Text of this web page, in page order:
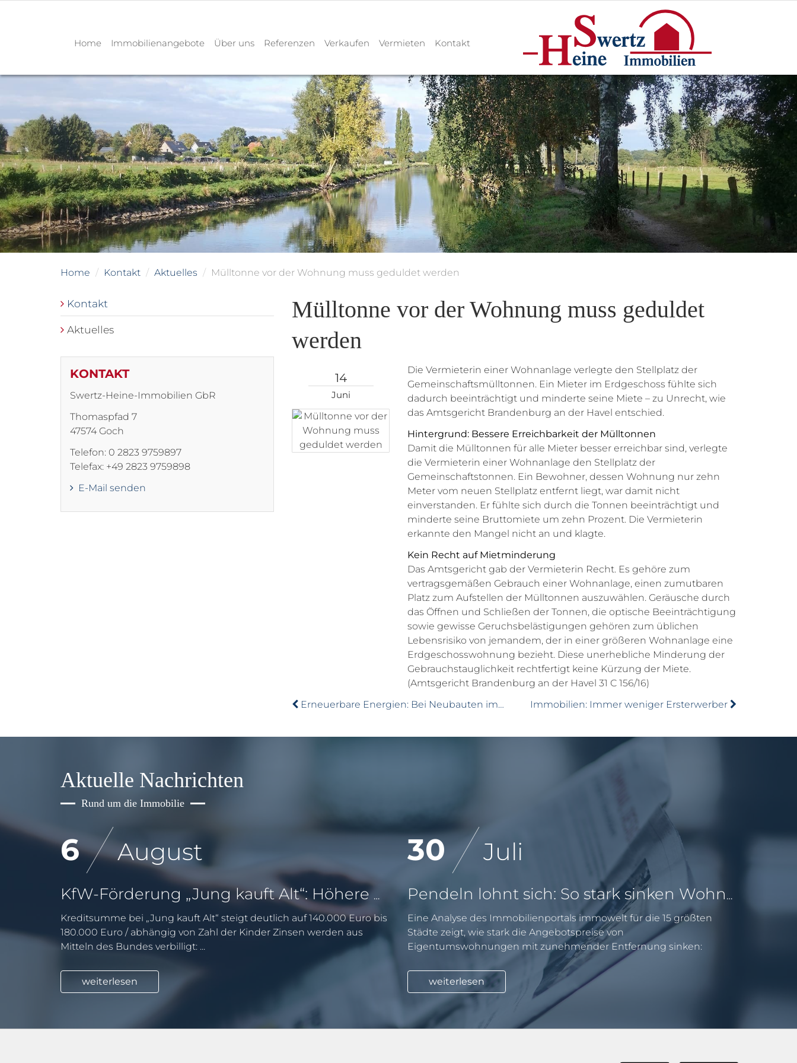
Home Immobilienangebote Über uns Referenzen Verkaufen Vermieten Kontakt
Home Kontakt Aktuelles Mülltonne vor der Wohnung muss geduldet werden
Mülltonne vor der Wohnung muss geduldet
werden
14
Juni
Die Vermieterin einer Wohnanlage verlegte den Stellplatz der
Gemeinschaftsmülltonnen. Ein Mieter im Erdgeschoss fühlte sich
dadurch beeinträchtigt und minderte seine Miete – zu Unrecht, wie
das Amtsgericht Brandenburg an der Havel entschied.
Hintergrund: Bessere Erreichbarkeit der Mülltonnen
Damit die Mülltonnen für alle Mieter besser erreichbar sind, verlegte
die Vermieterin einer Wohnanlage den Stellplatz der
Gemeinschaftstonnen. Ein Bewohner, dessen Wohnung nur zehn
Meter vom neuen Stellplatz entfernt liegt, war damit nicht
einverstanden. Er fühlte sich durch die Tonnen beeinträchtigt und
minderte seine Bruttomiete um zehn Prozent. Die Vermieterin
erkannte den Mangel nicht an und klagte.
Kein Recht auf Mietminderung
Das Amtsgericht gab der Vermieterin Recht. Es gehöre zum
vertragsgemäßen Gebrauch einer Wohnanlage, einen zumutbaren
Platz zum Aufstellen der Mülltonnen auszuwählen. Geräusche durch
das Öffnen und Schließen der Tonnen, die optische Beeinträchtigung
sowie gewisse Geruchsbelästigungen gehören zum üblichen
Lebensrisiko von jemandem, der in einer größeren Wohnanlage eine
Erdgeschosswohnung bezieht. Diese unerhebliche Minderung der
Gebrauchstauglichkeit rechtfertigt keine Kürzung der Miete.
(Amtsgericht Brandenburg an der Havel 31 C 156/16)
Erneuerbare Energien: Bei Neubauten im Trend
Immobilien: Immer weniger Ersterwerber
Kontakt
Aktuelles
KONTAKT
Swertz-Heine-Immobilien GbR
Thomaspfad 7
47574 Goch
Telefon: 0 2823 9759897
Telefax: +49 2823 9759898
E-Mail senden
Aktuelle Nachrichten
Rund um die Immobilie
6 August
KfW-Förderung „Jung kauft Alt“: Höhere Kredite ab August 2026
Kreditsumme bei „Jung kauft Alt“ steigt deutlich auf 140.000 Euro bis
180.000 Euro / abhängig von Zahl der Kinder Zinsen werden aus
Mitteln des Bundes verbilligt: ...
weiterlesen
30 Juli
Pendeln lohnt sich: So stark sinken Wohnungspreise im Umland
Eine Analyse des Immobilienportals immowelt für die 15 größten
Städte zeigt, wie stark die Angebotspreise von
Eigentumswohnungen mit zunehmender Entfernung sinken:
weiterlesen